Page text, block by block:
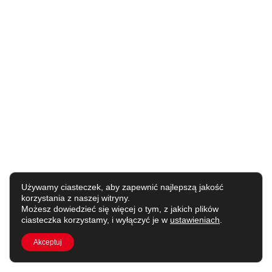
Używamy ciasteczek, aby zapewnić najlepszą jakość
korzystania z naszej witryny.
Możesz dowiedzieć się więcej o tym, z jakich plików
ciasteczka korzystamy, i wyłączyć je w ustawieniach
Akceptuj